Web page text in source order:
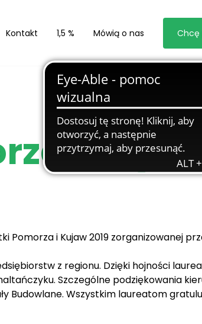
Kontakt 1,5 % Mówią o nas
i Kujaw
Pomorza i Kujaw 2019 zorganizowanej
z regionu. Dzięki hojności
Szczególne podziękowania
Budowlane. Wszystkim laureatom